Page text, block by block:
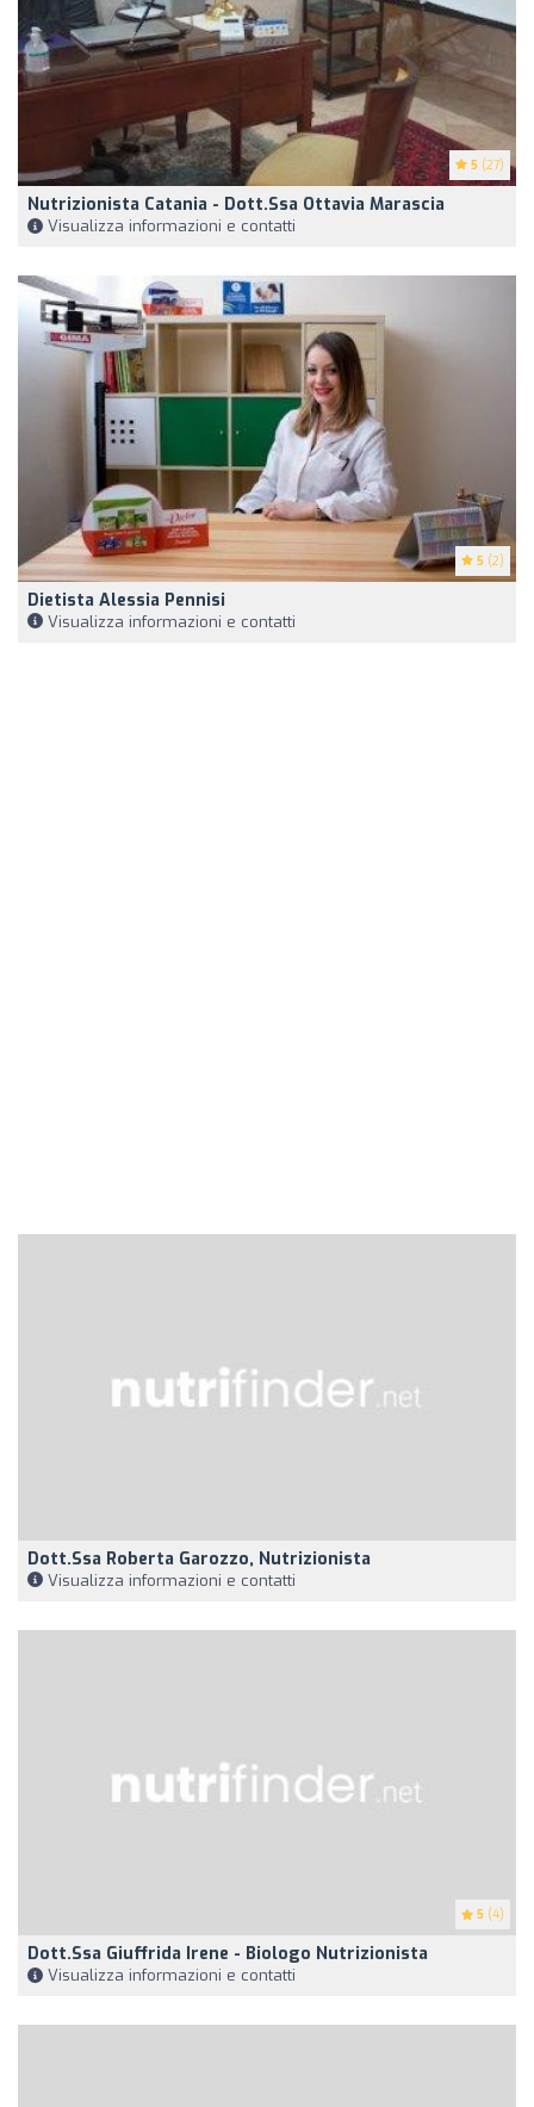
5 (27)
Nutrizionista Catania - Dott.ssa Ottavia Marascia
Visualizza informazioni e contatti
5 (2)
Dietista Alessia Pennisi
Visualizza informazioni e contatti
Dott.ssa Roberta Garozzo, Nutrizionista
Visualizza informazioni e contatti
5 (4)
Dott.ssa Giuffrida Irene - Biologo Nutrizionista
Visualizza informazioni e contatti